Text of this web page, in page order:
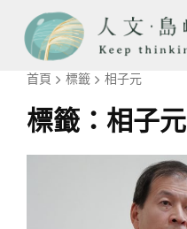
首頁 標籤 相子元
標籤： 相子元